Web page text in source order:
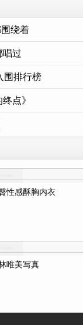
绕着
唱过
围排行榜
点》
性感酥胸内衣
唯美写真